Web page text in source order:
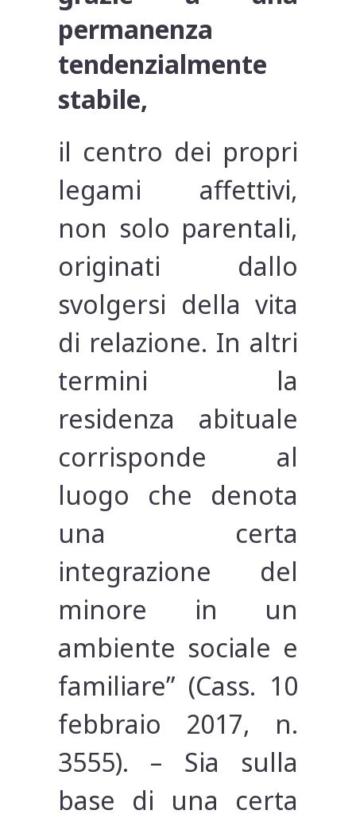
permanenza
tendenzialmente
stabile,
il centro dei propri
legami affettivi,
non solo parentali,
originati dallo
svolgersi della vita
di relazione. In altri
termini la
residenza abituale
corrisponde al
luogo che denota
una certa
integrazione del
minore in un
ambiente sociale e
familiare” (Cass. 10
febbraio 2017, n.
3555). – Sia sulla
base di una certa